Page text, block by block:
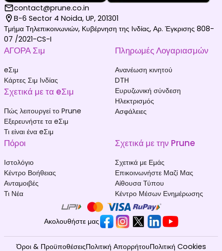
contact@prune.co.in
B-6 Sector 4 Noida, UP, 201301
Τμήμα Τηλεπικοινωνιών, Κυβέρνηση της Ινδίας, Αρ. Έγκρισης 808-
07 /2021-CS-I
ΑΓΟΡΑ Σιμ
eΣιμ
Κάρτες Σιμ Ινδίας
Σχετικά με τα eΣιμ
Πώς λειτουργεί το Prune
Εξερευνήστε τα eΣιμ
Τι είναι ένα eΣιμ
Πληρωμές Λογαριασμών
Ανανέωση κινητού
DTH
Ευρυζωνική σύνδεση
Ηλεκτρισμός
Ασφάλειες
Πόροι
Ιστολόγιο
Κέντρο Βοήθειας
Ανταμοιβές
Τι Νέα
Σχετικά με την Prune
Σχετικά με Εμάς
Επικοινωνήστε Μαζί Μας
Αίθουσα Τύπου
Κέντρο Μέσων Ενημέρωσης
Ακολουθήστε μας
Όροι & ΠροϋποθέσειςΠολιτική ΑπορρήτουΠολιτική Cookies